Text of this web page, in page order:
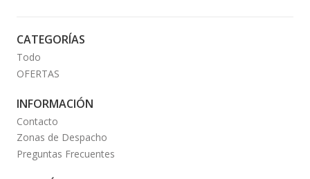
CATEGORÍAS
Todo
OFERTAS
INFORMACIÓN
Contacto
Zonas de Despacho
Preguntas Frecuentes